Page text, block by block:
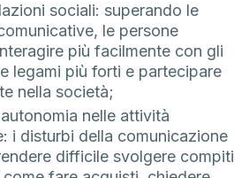
sociali: superando le
le persone
più facilmente con gli
legami più forti e partecipare
nella società;
nelle attività
i disturbi della comunicazione
difficile svolgere compiti